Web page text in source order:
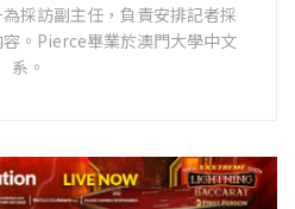
採訪副主任，負責安排記者採
。Pierce畢業於澳門大學中文
系。